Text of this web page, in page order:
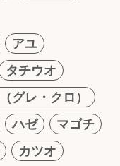
アユ
タチウオ
グレ・クロ）
ハゼ
マゴチ
カツオ